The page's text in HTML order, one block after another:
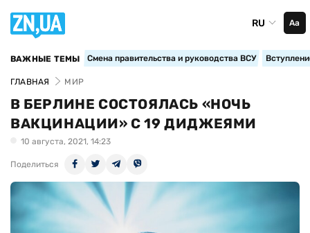
RU Аа
ВАЖНЫЕ ТЕМЫ Смена правительства и руководства ВСУ
ГЛАВНАЯ МИР
В БЕРЛИНЕ СОСТОЯЛАСЬ «НОЧЬ
ВАКЦИНАЦИИ» С 19 ДИДЖЕЯМИ
10 августа, 2021, 14:23
Поделиться